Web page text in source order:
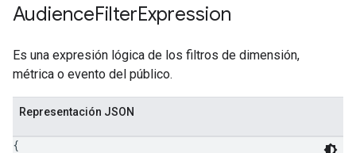
AudienceFilterExpression
Es una expresión lógica de los filtros de dimensión,
métrica o evento del público.
Representación JSON
{